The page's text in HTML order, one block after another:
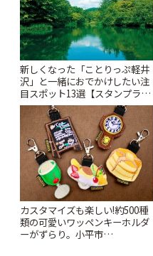
新しくなった「ことりっぷ軽井
沢」と一緒におでかけしたい注
目スポット13選【スタンプラリ
ー開催中】 | ことりっぷ
カスタマイズも楽しい!約500種
類の可愛いワッペンキーホルダ
ーがずらり。小平市